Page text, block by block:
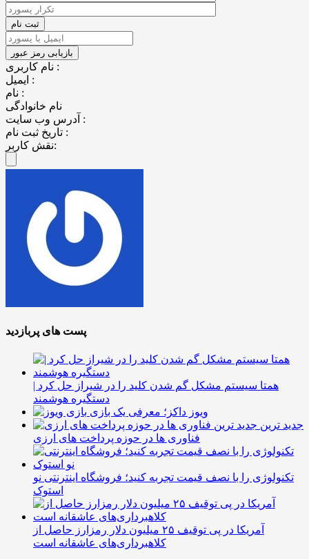
نام کاربری :
ایمیل :
نام :
نام خانوادگی
آدرس وب سایت :
تاریخ ثبت نام :
نقش کاربر:
پست های پربازدید
همتا سیستم مشکل گم شدن کلید را در شیراز حل کرد |
دستگیره هوشمند
ویوز داکز؛ معرفی یک بازی
جدید ترین
فناوری ها در حوزه پرداخت های ارزی
تکنولوژی را با نصف قیمت تجربه کنید؛ فروشگاه اینترنتی نو
استوک
آمریکا در پی توقیف ۲۵ میلیون دلار رمزارز حاصل از
کلاهبرداری‌های عاشقانه است